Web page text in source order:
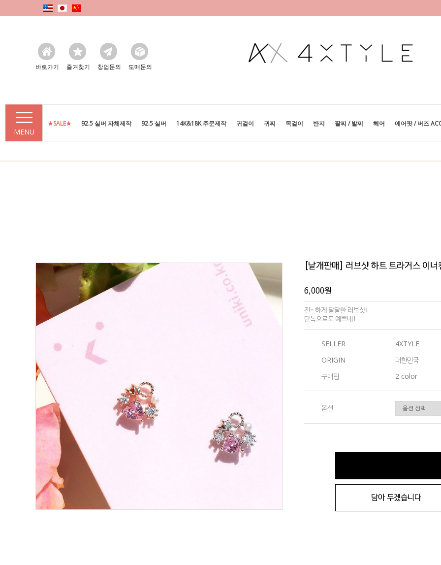
바로가기 즐겨찾기 창업문의 도매문의
MENU
★SALE★ 92.5 실버 자체제작 92.5 실버 14K&18K 주문제작 귀걸이 귀찌 목걸이 반지 팔찌 / 발찌 헤어 에어팟 / 버즈
[낱개판매] 러브샷 하트 트라거스 이너
6,000원
진~하게 달달한 러브샷!
단독으로도 예쁘네!
SELLER
4XTYLE
ORIGIN
대한민국
구매팁
2 color
옵션
담아 두겠습니다